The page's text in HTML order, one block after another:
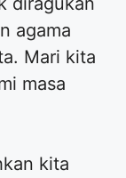
agama
Mari kita
masa
kita